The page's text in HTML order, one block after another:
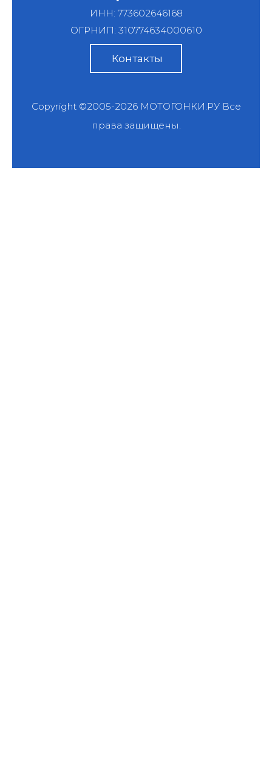
ИНН: 773602646168
ОГРНИП: 310774634000610
Контакты
Copyright ©2005-2026 МОТОГОНКИ.РУВсе
права защищены.